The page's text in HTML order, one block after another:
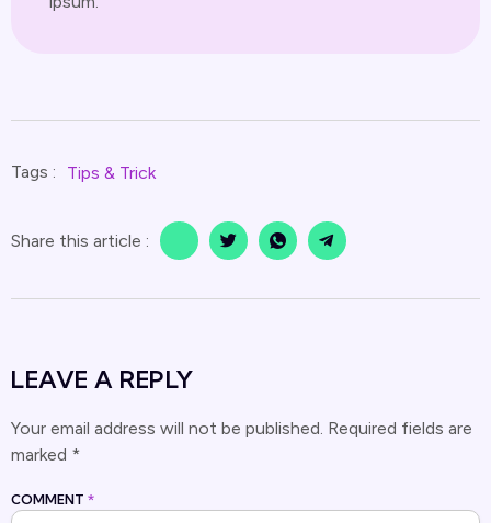
Tags : Tips & Trick
Share this article :
LEAVE A REPLY
Your email address will not be published. Required fields are
marked *
COMMENT *